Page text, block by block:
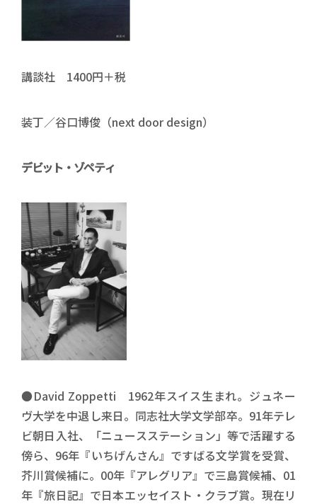
講談社 1400円＋税
装丁／谷口博俊（next door design）
デビット・ゾペティ
●David Zoppetti 1962年スイス生まれ。ジュネー
ヴ大学を中退し来日。同志社大学文学部卒。91年テレ
ビ朝日入社、「ニュースステーション」等で活躍する
傍ら、96年『いちげんさん』ですばる文学賞を受賞、
芥川賞候補に。00年『アレグリア』で三島賞候補、01
年『旅日記』で日本エッセイスト・クラブ賞。現在リ